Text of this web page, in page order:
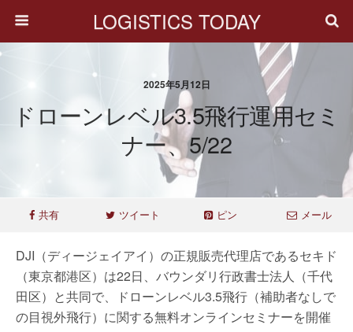
LOGISTICS TODAY
2025年5月12日
ドローンレベル3.5飛行運用セミ
ナー、5/22
共有 ツイート ピン メール
DJI（ディージェイアイ）の正規販売代理店であるセキド
（東京都港区）は22日、バウンダリ行政書士法人（千代
田区）と共同で、ドローンレベル3.5飛行（補助者なしで
の目視外飛行）に関する無料オンラインセミナーを開催